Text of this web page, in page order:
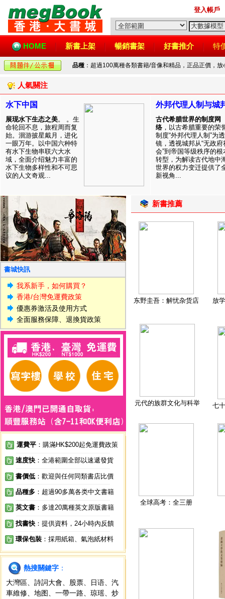
登入帳戶
HOME 新書上架 暢銷書架 好書推介 特
品種 ：超過100萬種各類書籍/音像和精品，正品正價，
人氣關注
水下中国
展现水下生态之美。 。生
命轮回不息，旅程周而复
始。洄游披星戴月，进化
一眼万年。以中国六种特
有水下生物串联六大水
域，全面介绍魅力丰富的
水下生物多样性和不可思
议的人文奇观...
外邦代理人制与城
古代希腊世界的制度网
络 ，以古希腊重要的荣
制度“外邦代理人制”为透
镜，透视城邦从“无政府
会”到帝国等级秩序的根
转型，为解读古代地中
世界的权力变迁提供了
新视角...
書城快訊
我系新手，如何購買？
香港/台灣免運費政策
優惠券激活及使用方式
全面服務保障、退換貨政策
運費平 ：購滿HK$200起免運費政策
速度快 ：全港範圍全部以速遞發貨
書價低 ：歡迎與任何同類書店比價
品種多 ：超過90多萬各类中文書籍
英文書 ：多達20萬種英文原版書籍
找書快 ：提供資料，24小時內反饋
環保包裝 ：採用紙箱、氣泡紙材料
熱搜關鍵字 ：
大灣區
詩詞大會 股票 日语
汽
車維修
地图 一帶一路 琼瑶
炒
新書推薦
东野圭吾：解忧杂货店 放
元代的族群文化与科举 七
全球高考：全三册